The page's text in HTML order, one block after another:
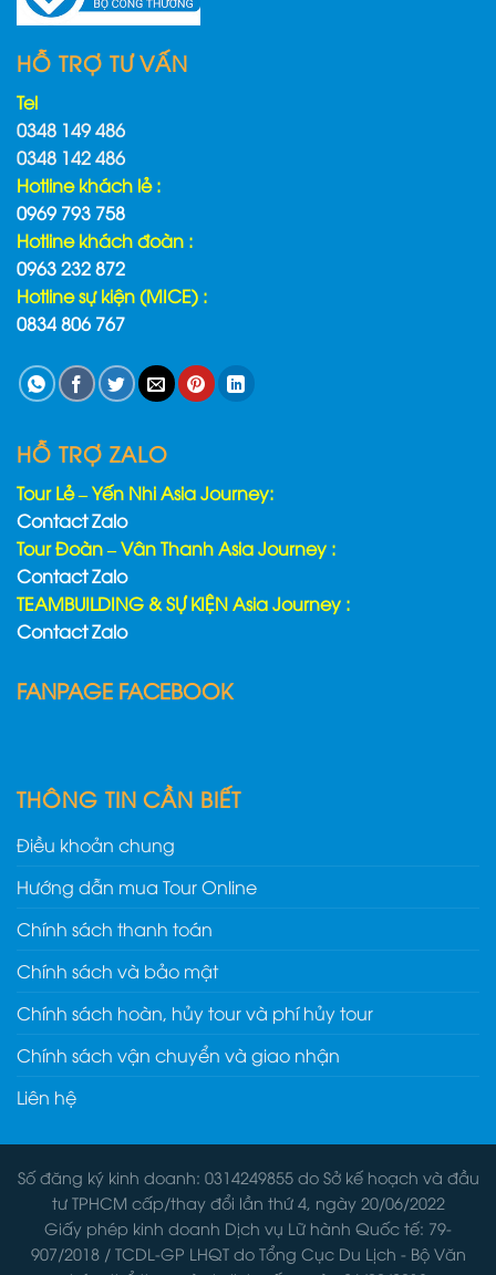
HỖ TRỢ TƯ VẤN
Tel
0348 149 486
0348 142 486
Hotline khách lẻ :
0969 793 758
Hotline khách đoàn :
0963 232 872
Hotline sự kiện (MICE) :
0834 806 767
HỖ TRỢ ZALO
Tour Lẻ – Yến Nhi Asia Journey:
Contact Zalo
Tour Đoàn – Vân Thanh Asia Journey :
Contact Zalo
TEAMBUILDING & SỰ KIỆN Asia Journey :
Contact Zalo
FANPAGE FACEBOOK
THÔNG TIN CẦN BIẾT
Điều khoản chung
Hướng dẫn mua Tour Online
Chính sách thanh toán
Chính sách và bảo mật
Chính sách hoàn, hủy tour và phí hủy tour
Chính sách vận chuyển và giao nhận
Liên hệ
Số đăng ký kinh doanh: 0314249855 do Sở kế hoạch và đầu
tư TPHCM cấp/thay đổi lần thứ 4, ngày 20/06/2022
Giấy phép kinh doanh Dịch vụ Lữ hành Quốc tế: 79-
907/2018 / TCDL-GP LHQT do Tổng Cục Du Lịch - Bộ Văn